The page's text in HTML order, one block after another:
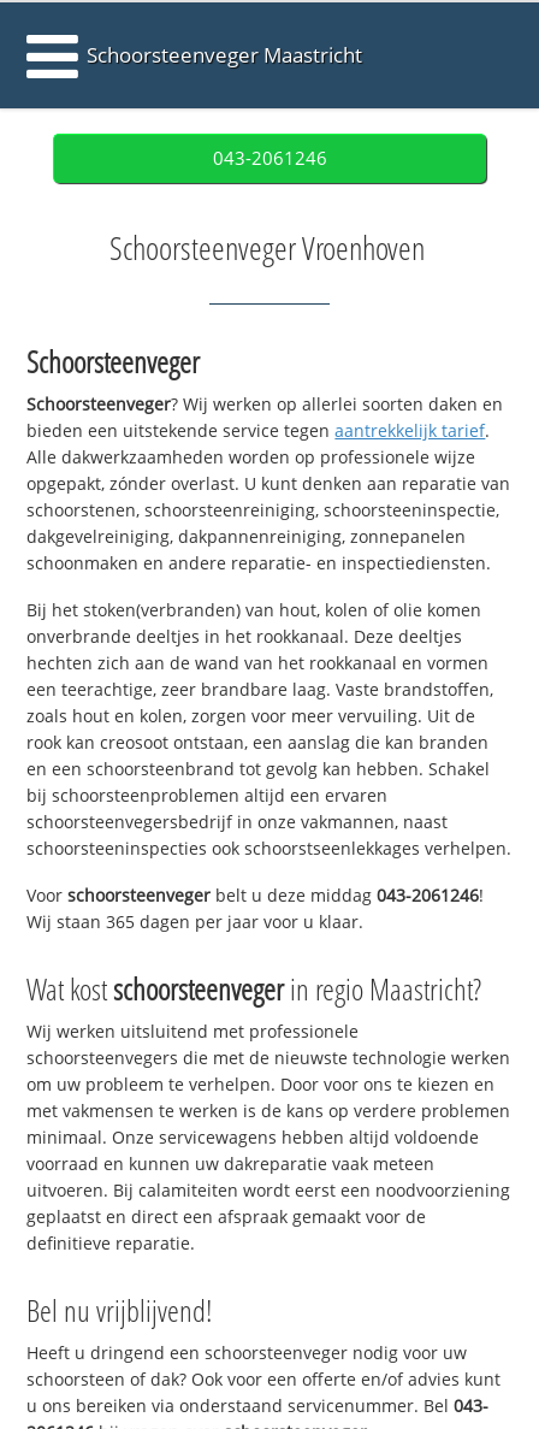
Schoorsteenveger Maastricht
043-2061246
Schoorsteenveger Vroenhoven
Schoorsteenveger
Schoorsteenveger? Wij werken op allerlei soorten daken en
bieden een uitstekende service tegenaantrekkelijk tarief.
Alle dakwerkzaamheden worden op professionele wijze
opgepakt, zónder overlast. U kunt denken aan reparatie van
schoorstenen, schoorsteenreiniging, schoorsteeninspectie,
dakgevelreiniging, dakpannenreiniging, zonnepanelen
schoonmaken en andere reparatie- en inspectiediensten.
Bij het stoken(verbranden) van hout, kolen of olie komen
onverbrande deeltjes in het rookkanaal. Deze deeltjes
hechten zich aan de wand van het rookkanaal en vormen
een teerachtige, zeer brandbare laag. Vaste brandstoffen,
zoals hout en kolen, zorgen voor meer vervuiling. Uit de
rook kan creosoot ontstaan, een aanslag die kan branden
en een schoorsteenbrand tot gevolg kan hebben. Schakel
bij schoorsteenproblemen altijd een ervaren
schoorsteenvegersbedrijf in onze vakmannen, naast
schoorsteeninspecties ook schoorstseenlekkages verhelpen.
Voorschoorsteenveger belt u deze middag043-2061246!
Wij staan 365 dagen per jaar voor u klaar.
Wat kostschoorsteenvegerin regio Maastricht?
Wij werken uitsluitend met professionele
schoorsteenvegers die met de nieuwste technologie werken
om uw probleem te verhelpen. Door voor ons te kiezen en
met vakmensen te werken is de kans op verdere problemen
minimaal. Onze servicewagens hebben altijd voldoende
voorraad en kunnen uw dakreparatie vaak meteen
uitvoeren. Bij calamiteiten wordt eerst een noodvoorziening
geplaatst en direct een afspraak gemaakt voor de
definitieve reparatie.
Bel nu vrijblijvend!
Heeft u dringend een schoorsteenveger nodig voor uw
schoorsteen of dak? Ook voor een offerte en/of advies kunt
u ons bereiken via onderstaand servicenummer. Bel043-